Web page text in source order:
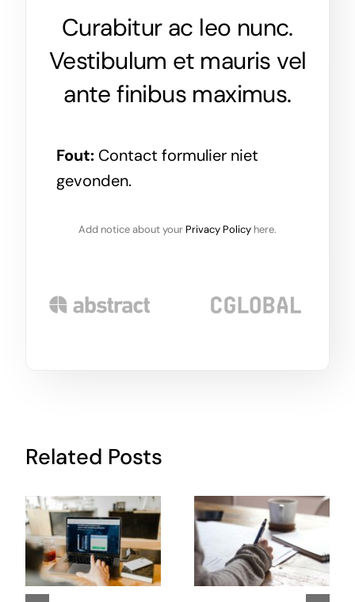
Curabitur ac leo nunc.
Vestibulum et mauris vel
ante finibus maximus.
Fout:Contact formulier niet
gevonden.
Add notice about your Privacy Policy here.
Related Posts